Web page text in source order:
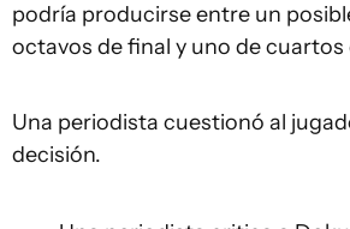
podría producirse entre un
octavos de final y uno de cuartos
Una periodista cuestionó al
decisión.